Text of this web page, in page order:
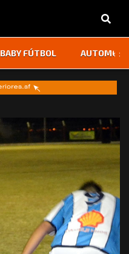
BABY FÚTBOL ‹ ›